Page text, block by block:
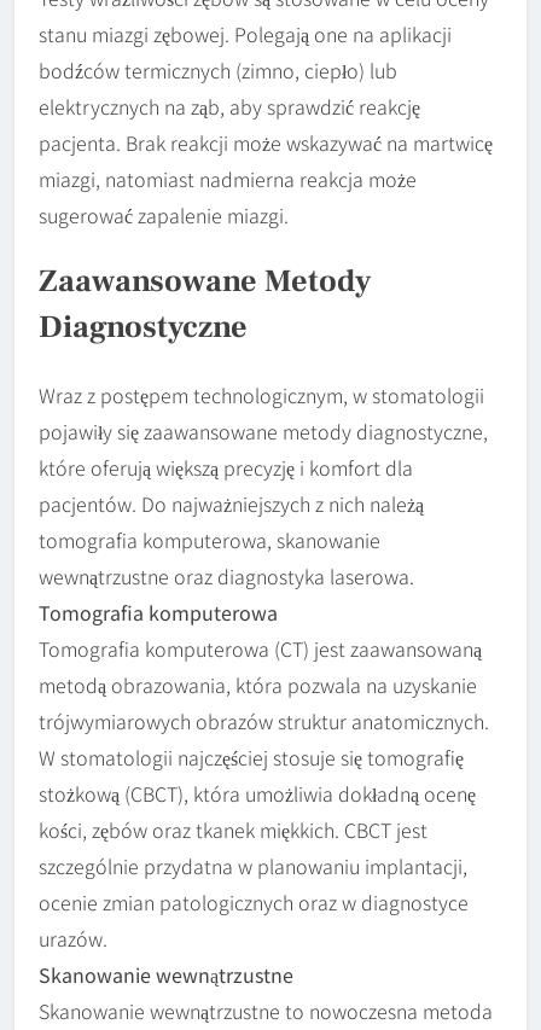
stanu miazgi zębowej. Polegają one na aplikacji
bodźców termicznych (zimno, ciepło) lub
elektrycznych na ząb, aby sprawdzić reakcję
pacjenta. Brak reakcji może wskazywać na martwicę
miazgi, natomiast nadmierna reakcja może
sugerować zapalenie miazgi.
Zaawansowane Metody
Diagnostyczne
Wraz z postępem technologicznym, w stomatologii
pojawiły się zaawansowane metody diagnostyczne,
które oferują większą precyzję i komfort dla
pacjentów. Do najważniejszych z nich należą
tomografia komputerowa, skanowanie
wewnątrzustne oraz diagnostyka laserowa.
Tomografia komputerowa
Tomografia komputerowa (CT) jest zaawansowaną
metodą obrazowania, która pozwala na uzyskanie
trójwymiarowych obrazów struktur anatomicznych.
W stomatologii najczęściej stosuje się tomografię
stożkową (CBCT), która umożliwia dokładną ocenę
kości, zębów oraz tkanek miękkich. CBCT jest
szczególnie przydatna w planowaniu implantacji,
ocenie zmian patologicznych oraz w diagnostyce
urazów.
Skanowanie wewnątrzustne
Skanowanie wewnątrzustne to nowoczesna metoda